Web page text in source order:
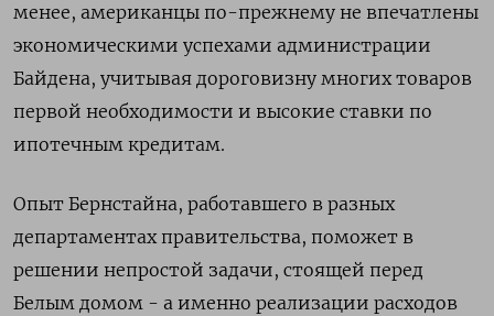
менее, американцы по-прежнему не впечатлены
экономическими успехами администрации
Байдена, учитывая дороговизну многих товаров
первой необходимости и высокие ставки по
ипотечным кредитам.
Опыт Бернстайна, работавшего в разных
департаментах правительства, поможет в
решении непростой задачи, стоящей перед
Белым домом - а именно реализации расходов